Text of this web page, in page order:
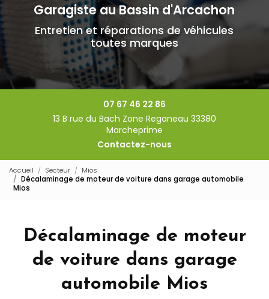
Garagiste au Bassin d'Arcachon
Entretien et réparations de véhicules
toutes marques
07 67 46 22 86
13 B rue du Bach Zone Reganeau 33380
Marcheprime
Contactez-nous
Accueil Secteur
Mios
Décalaminage de moteur de voiture dans garage automobile
Mios
Décalaminage de moteur
de voiture dans garage
automobile Mios